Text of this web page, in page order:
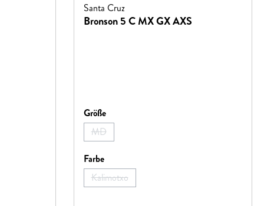
nicht verfügbar.)
verfügbar.)
Santa Cruz
Bronson 5 C MX GX AXS
Größeauswählen
MD
(Diese Option ist zurzeit nicht verfügbar.)
Farbeauswählen
Kalimotxo
(Diese Option ist zurzeit nicht verfügbar.)